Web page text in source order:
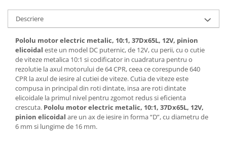
Condensatoare
Generale
LED
Microcontrollere AVR
PCB - Placute Circuit
Rezistoare
Creion 3D 3Doodler
Imprimante 3D
Imprimante 3D
Descriere
Pololu motor electric metalic, 10:1, 37Dx65L, 12V, pinion
elicoidal este un model DC puternic, de 12V, cu perii, cu o cutie
de viteze metalica 10:1 si codificator in cuadratura pentru o
rezolutie la axul motorului de 64 CPR, ceea ce corespunde 640
CPR la axul de iesire al cutiei de viteze. Cutia de viteze este
compusa in principal din roti dintate, insa are roti dintate
elicoidale la primul nivel pentru zgomot redus si eficienta
crescuta. Pololu motor electric metalic, 10:1, 37Dx65L, 12V,
pinion elicoidal are un ax de iesire in forma “D”, cu diametru de
6 mm si lungime de 16 mm.